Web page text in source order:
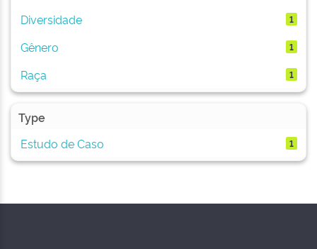
Diversidade 1
Gênero 1
Raça 1
Type
Estudo de Caso
1